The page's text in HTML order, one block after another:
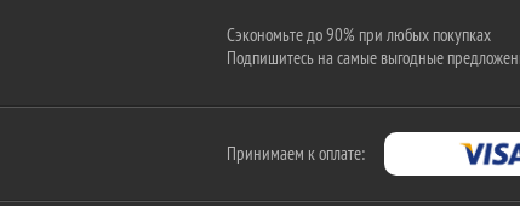
Сэкономьте до 90% при любых покупках
Подпишитесь на самые выгодные
Принимаем к оплате: